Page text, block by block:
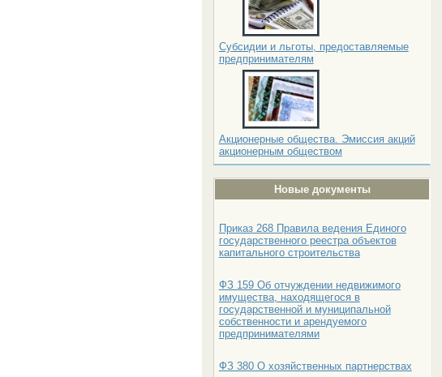
Субсидии и льготы, предоставляемые
предпринимателям
Акционерные общества. Эмиссия акций
акционерным обществом
Новые документы
Приказ 268 Правила ведения Единого
государственного реестра объектов
капитального строительства
ФЗ 159 Об отчуждении недвижимого
имущества, находящегося в
государственной и муниципальной
собственности и арендуемого
предпринимателями
ФЗ 380 О хозяйственных партнерствах